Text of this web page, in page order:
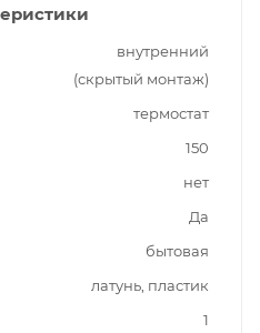
внутренний
(скрытый монтаж)
термостат
150
нет
Да
бытовая
латунь, пластик
1